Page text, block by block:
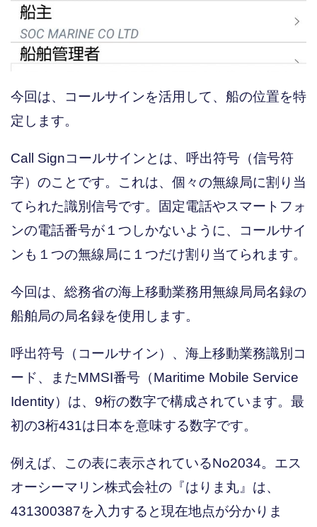
今回は、コールサインを活用して、船の位置を特
定します。
Call Signコールサインとは、呼出符号（信号符
字）のことです。これは、個々の無線局に割り当
てられた識別信号です。固定電話やスマートフォ
ンの電話番号が１つしかないように、コールサイ
ンも１つの無線局に１つだけ割り当てられます。
今回は、総務省の海上移動業務用無線局局名録の
船舶局の局名録を使用します。
呼出符号（コールサイン）、海上移動業務識別コ
ード、またMMSI番号（Maritime Mobile Service
Identity）は、9桁の数字で構成されています。最
初の3桁431は日本を意味する数字です。
例えば、この表に表示されているNo2034。エス
オーシーマリン株式会社の『はりま丸』は、
431300387を入力すると現在地点が分かりま